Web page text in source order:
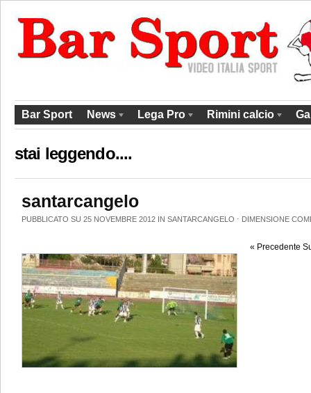
Bar Sport News Lega Pro Rimini calcio
stai leggendo....
santarcangelo
PUBBLICATO SU 25 NOVEMBRE 2012 IN SANTARCANGELO ⋅ DIMENSIONE
« Precedente